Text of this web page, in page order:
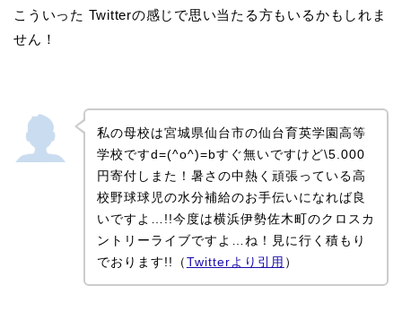
こういった Twitterの感じで思い当たる方もいるかもしれま
せん！
私の母校は宮城県仙台市の仙台育英学園高等
学校ですd=(^o^)=bすぐ無いですけど\5.000
円寄付しまた！暑さの中熱く頑張っている高
校野球球児の水分補給のお手伝いになれば良
いですよ…!!今度は横浜伊勢佐木町のクロスカ
ントリーライブですよ…ね！見に行く積もり
でおります!!（Twitterより引用 ）